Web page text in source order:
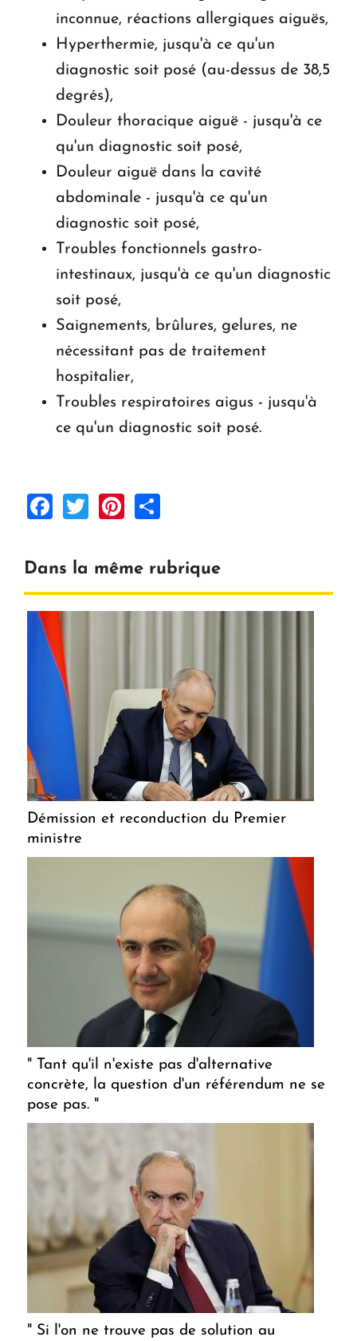
inconnue, réactions allergiques aiguës,
Hyperthermie, jusqu'à ce qu'un
diagnostic soit posé (au-dessus de 38,5
degrés),
Douleur thoracique aiguë - jusqu'à ce
qu'un diagnostic soit posé,
Douleur aiguë dans la cavité
abdominale - jusqu'à ce qu'un
diagnostic soit posé,
Troubles fonctionnels gastro-
intestinaux, jusqu'à ce qu'un diagnostic
soit posé,
Saignements, brûlures, gelures, ne
nécessitant pas de traitement
hospitalier,
Troubles respiratoires aigus - jusqu'à
ce qu'un diagnostic soit posé.
Facebook
TwitterPinterest
Dans la même rubrique
Démission et reconduction du Premier
ministre
" Tant qu'il n'existe pas d'alternative
concrète, la question d'un référendum ne se
pose pas. "
" Si l'on ne trouve pas de solution au